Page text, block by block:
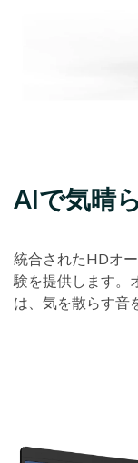
AIで気晴
統合されたHDオ
験を提供します。
は、気を散らす音